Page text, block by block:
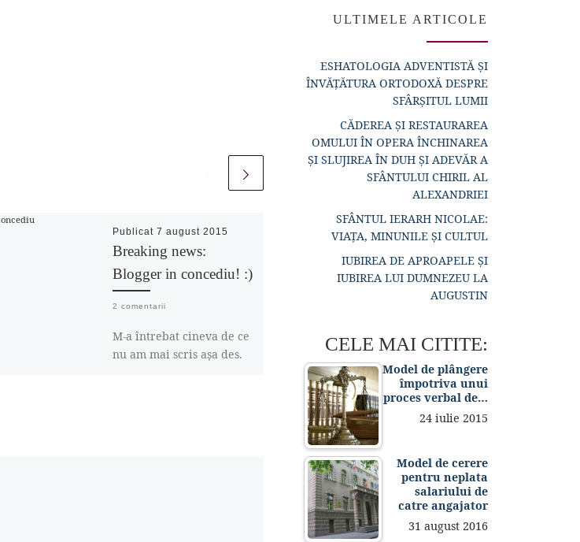
Publicat 7 august 2015
Breaking news:
Blogger in concediu! :)
2 comentarii
M-a întrebat cineva de ce
nu am mai scris așa des.
Publicat15 noiembrie 2014
blogging
Salut prieteni. Da, într-un
final am decis să mă apuc
de scris, de blogging.
Ideea de a avea un blog e
ULTIMELE ARTICOLE
ESHATOLOGIA ADVENTISTĂ ȘI
ÎNVĂȚĂTURA ORTODOXĂ DESPRE
SFÂRȘITUL LUMII
CĂDEREA ȘI RESTAURAREA
OMULUI ÎN OPERA ÎNCHINAREA
ȘI SLUJIREA ÎN DUH ȘI ADEVĂR A
SFÂNTULUI CHIRIL AL
ALEXANDRIEI
SFÂNTUL IERARH NICOLAE:
VIAȚA, MINUNILE ȘI CULTUL
IUBIREA DE APROAPELE ȘI
IUBIREA LUI DUMNEZEU LA
AUGUSTIN
CELE MAI CITITE:
Model de plângere
împotriva unui
proces verbal de…
24 iulie 2015
Model de cerere
pentru neplata
salariului de
catre angajator
31 august 2016